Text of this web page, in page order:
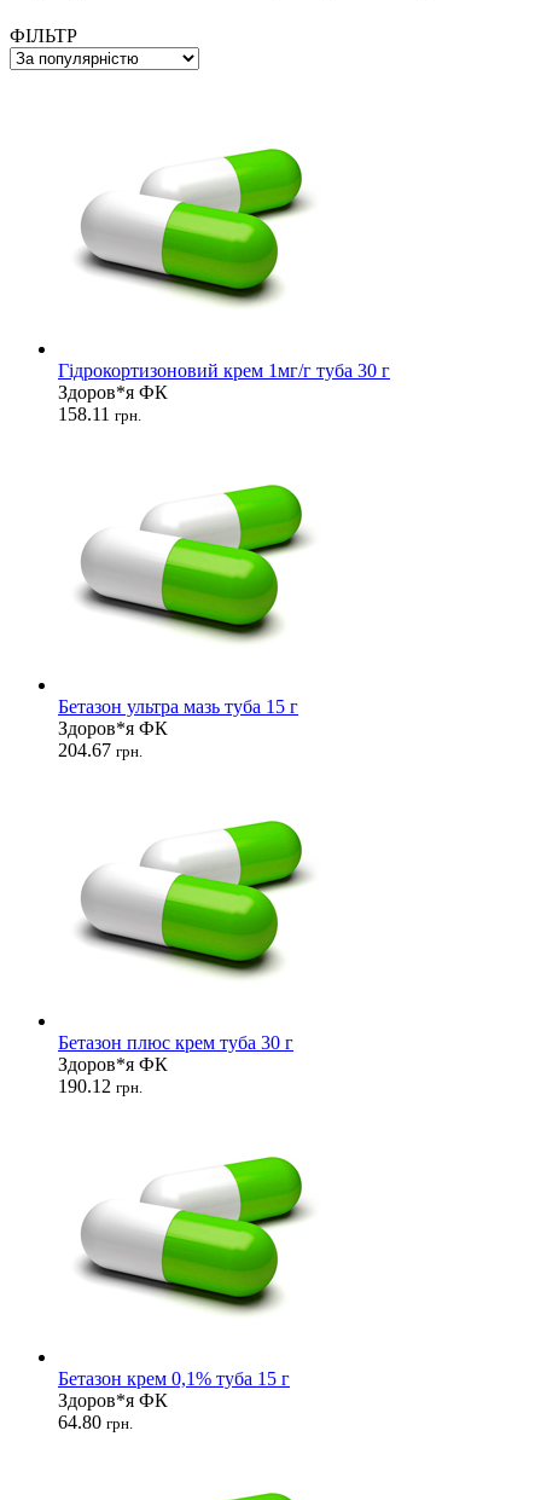
ФІЛЬТР
Гідрокортизоновий крем 1мг/г туба 30 г
Здоров*я ФК
158.11 грн.
Бетазон ультра мазь туба 15 г
Здоров*я ФК
204.67 грн.
Бетазон плюс крем туба 30 г
Здоров*я ФК
190.12 грн.
Бетазон крем 0,1% туба 15 г
Здоров*я ФК
64.80 грн.